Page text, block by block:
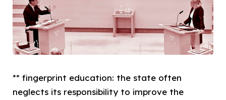
** fingerprint education: the state often
neglects its responsibility to improve the